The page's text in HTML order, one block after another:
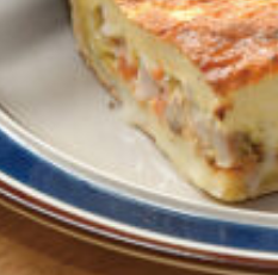
た。